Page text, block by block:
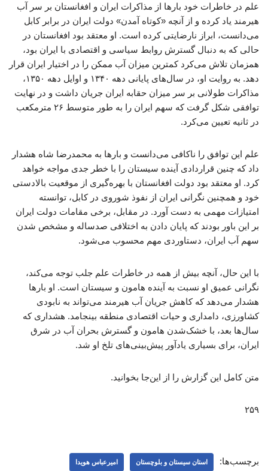
علم در خاطرات خود بارها از مذاکرات ایران و افغانستان بر سر آب
هیرمند یاد کرده و از آنچه «کوتاه آمدن» دولت ایران در برابر کابل
می‌دانست، ابراز نارضایتی کرده است. او معتقد بود افغانستان در
حالی که به دنبال گسترش روابط سیاسی و اقتصادی با ایران بود،
همزمان تلاش می‌کرد کمترین میزان آب ممکن را در اختیار ایران قرار
دهد. به روایت او، در سال‌های پایانی دهه ۱۳۴۰ و اوایل دهه ۱۳۵۰،
مذاکرات طولانی بر سر میزان حقابه ایران جریان داشت و در نهایت
توافقی شکل گرفت که سهم ایران را به طور متوسط ۲۶ مترمکعب
در ثانیه تعیین می‌کرد.
علم این توافق را ناکافی می‌دانست و بارها به محمدرضا شاه هشدار
داد که چنین قراردادی آینده سیستان را با خطر جدی مواجه خواهد
کرد. او معتقد بود دولت افغانستان با بهره‌گیری از موقعیت بالادستی
خود و همچنین نگرانی ایران از نفوذ شوروی در کابل، توانسته
امتیازات مهمی به دست آورد. در مقابل، برخی مقامات دولت ایران
بر این باور بودند که پایان دادن به اختلافی صدساله و مشخص شدن
سهم آب ایران، دستاوردی مهم محسوب می‌شود.
با این حال، آنچه بیش از همه در خاطرات علم جلب توجه می‌کند،
نگرانی عمیق او نسبت به آینده هامون و سیستان است. او بارها
هشدار می‌دهد که کاهش جریان آب هیرمند می‌تواند به نابودی
کشاورزی، دامداری و حیات اقتصادی منطقه بینجامد. هشداری که
سال‌ها بعد، با خشک‌شدن هامون و گسترش بحران آب در شرق
ایران، برای بسیاری یادآور پیش‌بینی‌های تلخ او شد.
متن کامل این گزارش را از این‌جا بخوانید.
۲۵۹
برچسب‌ها: استان سیستان و بلوچستان امیرعباس هویدا